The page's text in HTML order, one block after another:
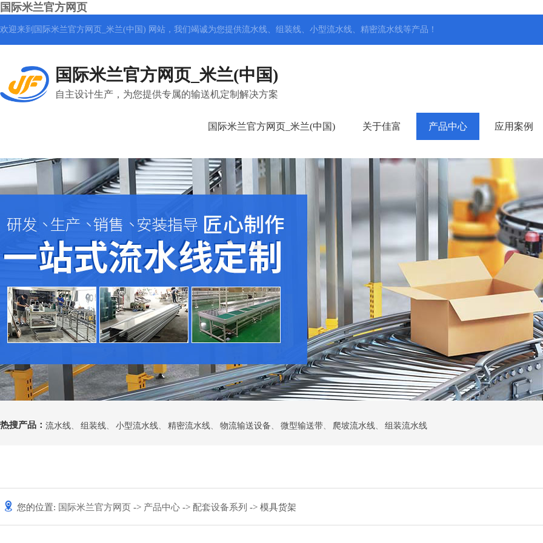
国际米兰官方网页
欢迎来到国际米兰官方网页_米兰(中国) 网站，我们竭诚为您提供流水线、组装线、小型流水线、精密流水线等产品！
国际米兰官方网页_米兰(中国)
自主设计生产，为您提供专属的输送机定制解决方案
国际米兰官方网页_米兰(中国) 关于佳富 产品中心 应用案例
热搜产品： 流水线、 组装线、 小型流水线、 精密流水线、 物流输送设备、 微型输送带、 爬坡流水线、 组装流水线
您的位置: 国际米兰官方网页 -> 产品中心 -> 配套设备系列 -> 模具货架